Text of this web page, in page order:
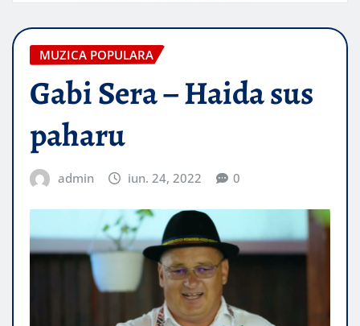
MUZICA POPULARA
Gabi Sera – Haida sus
paharu
admin iun. 24, 2022 0